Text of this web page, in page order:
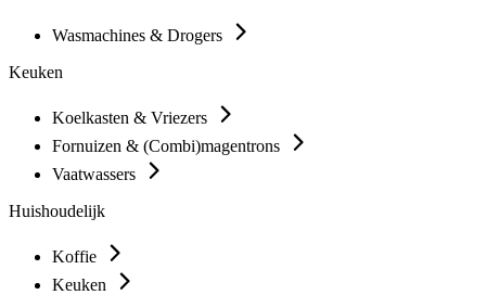
Wasmachines & Drogers
Keuken
Koelkasten & Vriezers
Fornuizen & (Combi)magentrons
Vaatwassers
Huishoudelijk
Koffie
Keuken